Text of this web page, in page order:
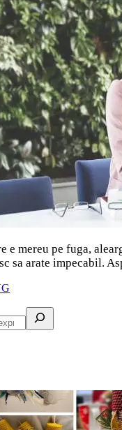
e mereu pe fuga,
sa arate impecabil.